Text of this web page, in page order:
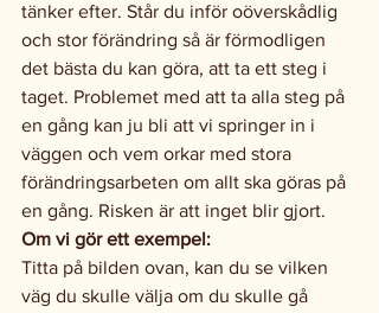
tänker efter. Står du inför oöverskådlig
och stor förändring så är förmodligen
det bästa du kan göra, att ta ett steg i
taget. Problemet med att ta alla steg på
en gång kan ju bli att vi springer in i
väggen och vem orkar med stora
förändringsarbeten om allt ska göras på
en gång. Risken är att inget blir gjort.
Om vi gör ett exempel:
Titta på bilden ovan, kan du se vilken
väg du skulle välja om du skulle gå